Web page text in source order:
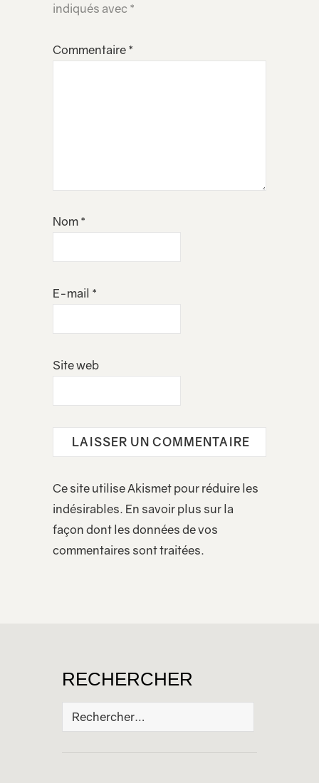
indiqués avec *
Commentaire *
Nom *
E-mail *
Site web
Ce site utilise Akismet pour réduire les
indésirables. En savoir plus sur la
façon dont les données de vos
commentaires sont traitées.
RECHERCHER
Rechercher :